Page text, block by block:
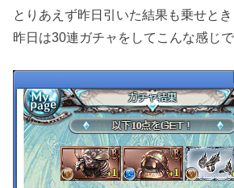
とりあえず昨日引いた結果も乗せと
昨日は30連ガチャをしてこんな感じ